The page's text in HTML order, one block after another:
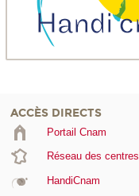
ACCÈS DIRECTS
Portail Cnam
Réseau des centres
HandiCnam